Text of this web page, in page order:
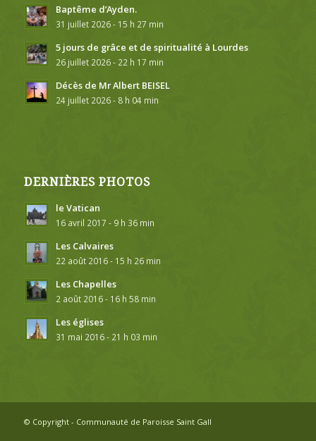
Baptême d’Ayden.
31 juillet 2026 - 15 h 27 min
5 jours de grâce et de spiritualité à Lourdes
26 juillet 2026 - 22 h 17 min
Décès de Mr Albert BEISEL
24 juillet 2026 - 8 h 04 min
DERNIÈRES PHOTOS
le Vatican
16 avril 2017 - 9 h 36 min
Les Calvaires
22 août 2016 - 15 h 26 min
Les Chapelles
2 août 2016 - 16 h 58 min
Les églises
31 mai 2016 - 21 h 03 min
© Copyright - Communauté de Paroisse Saint Gall